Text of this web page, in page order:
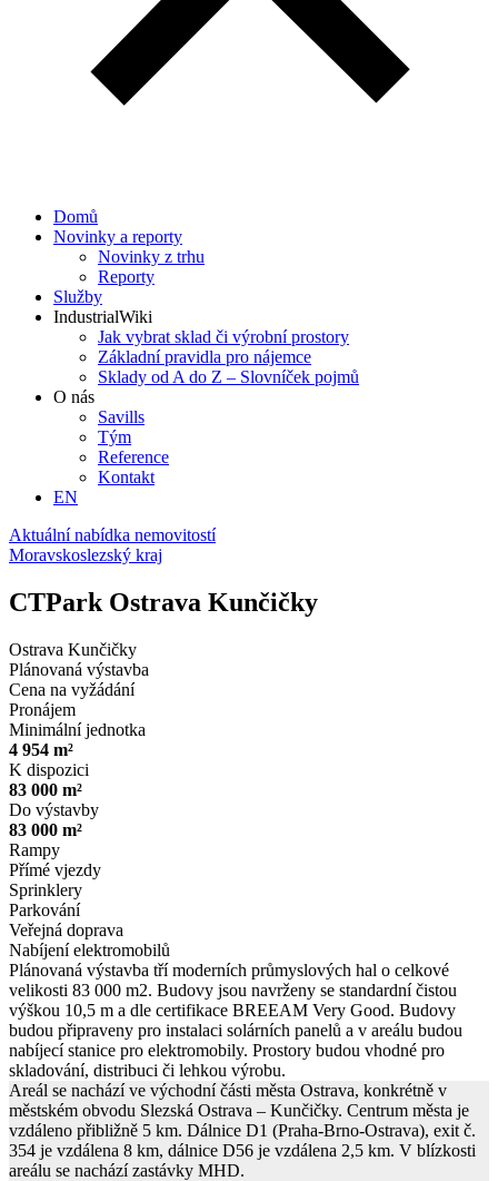
Domů
Novinky a reporty
Novinky z trhu
Reporty
Služby
IndustrialWiki
Jak vybrat sklad či výrobní prostory
Základní pravidla pro nájemce
Sklady od A do Z – Slovníček pojmů
O nás
Savills
Tým
Reference
Kontakt​
EN
Aktuální nabídka nemovitostí
Moravskoslezský kraj
CTPark Ostrava Kunčičky
Ostrava Kunčičky
Plánovaná výstavba
Cena na vyžádání
Pronájem
Minimální jednotka
4 954 m²
K dispozici
83 000 m²
Do výstavby
83 000 m²
Rampy
Přímé vjezdy
Sprinklery
Parkování
Veřejná doprava
Nabíjení elektromobilů
Plánovaná výstavba tří moderních průmyslových hal o celkové
velikosti 83 000 m2. Budovy jsou navrženy se standardní čistou
výškou 10,5 m a dle certifikace BREEAM Very Good. Budovy
budou připraveny pro instalaci solárních panelů a v areálu budou
nabíjecí stanice pro elektromobily. Prostory budou vhodné pro
skladování, distribuci či lehkou výrobu.
Areál se nachází ve východní části města Ostrava, konkrétně v
městském obvodu Slezská Ostrava – Kunčičky. Centrum města je
vzdáleno přibližně 5 km. Dálnice D1 (Praha-Brno-Ostrava), exit č.
354 je vzdálena 8 km, dálnice D56 je vzdálena 2,5 km. V blízkosti
areálu se nachází zastávky MHD.